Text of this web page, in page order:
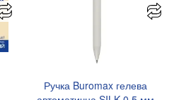
Ручка Buromax гелева